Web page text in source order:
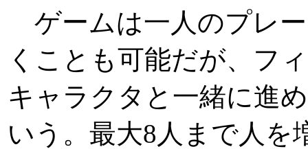
ゲームは一人のプレ
くことも可能だが、フ
キャラクタと一緒に進
いう。最大8人まで人を